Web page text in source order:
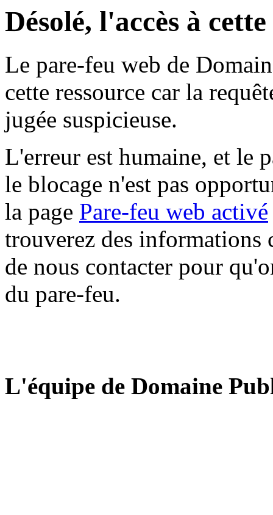
Désolé, l'accès à
Le pare-feu web de
cette ressource car la
jugée suspicieuse.
L'erreur est humaine, et le
le blocage n'est pas
la page Pare-feu web activé
trouverez des informations
de nous contacter pour
du pare-feu.
L'équipe de Domaine